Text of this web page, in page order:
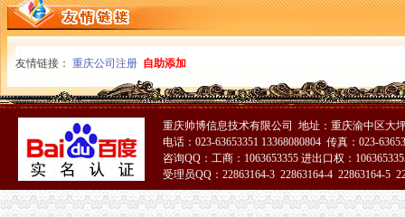
友情链接： 重庆公司注册 自助添加
重庆帅博信息技术有限公司 地址：重庆渝中区大
电话：023-63653351 13368080804 传真：023-
咨询QQ：工商：1063653355 进出口权：
受理员QQ：22863164-3 22863164-4 22863164-5
51La